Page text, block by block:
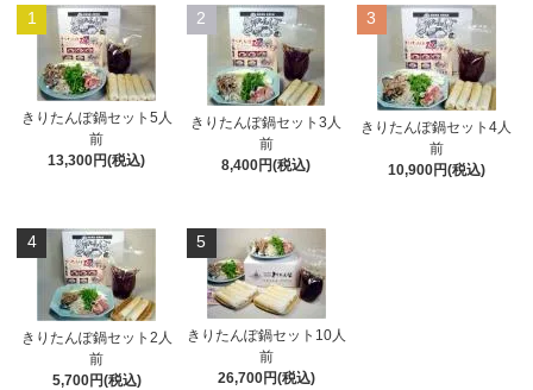
1
きりたんぽ鍋セット5人
前
13,300円(税込)
2
きりたんぽ鍋セット3人
前
8,400円(税込)
3
きりたんぽ鍋セット4人
前
10,900円(税込)
4
きりたんぽ鍋セット2人
前
5,700円(税込)
5
きりたんぽ鍋セット10人
前
26,700円(税込)